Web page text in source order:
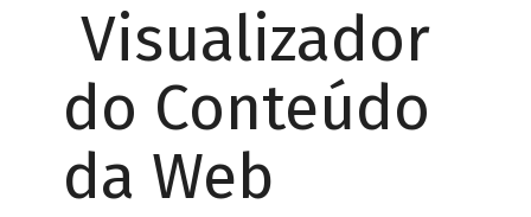
Visualizador
do Conteúdo
da Web